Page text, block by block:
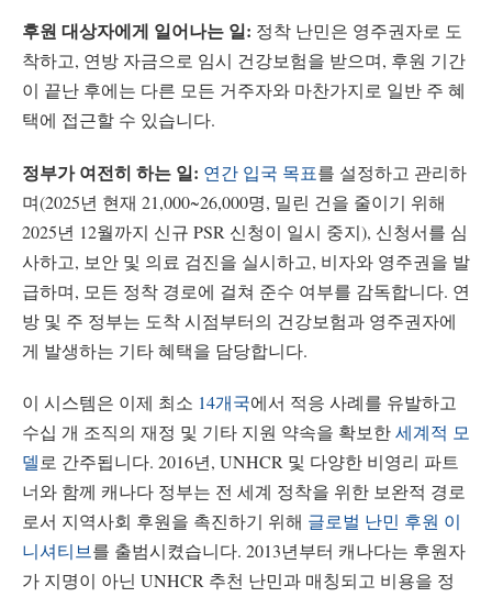
후원 대상자에게 일어나는 일: 정착 난민은 영주권자로 도
착하고, 연방 자금으로 임시 건강보험을 받으며, 후원 기간
이 끝난 후에는 다른 모든 거주자와 마찬가지로 일반 주 혜
택에 접근할 수 있습니다.
정부가 여전히 하는 일: 연간 입국 목표를 설정하고 관리하
며(2025년 현재 21,000~26,000명, 밀린 건을 줄이기 위해
2025년 12월까지 신규 PSR 신청이 일시 중지), 신청서를 심
사하고, 보안 및 의료 검진을 실시하고, 비자와 영주권을 발
급하며, 모든 정착 경로에 걸쳐 준수 여부를 감독합니다. 연
방 및 주 정부는 도착 시점부터의 건강보험과 영주권자에
게 발생하는 기타 혜택을 담당합니다.
이 시스템은 이제 최소 14개국에서 적응 사례를 유발하고
수십 개 조직의 재정 및 기타 지원 약속을 확보한세계적 모
델로 간주됩니다. 2016년, UNHCR 및 다양한 비영리 파트
너와 함께 캐나다 정부는 전 세계 정착을 위한 보완적 경로
로서 지역사회 후원을 촉진하기 위해 글로벌 난민 후원 이
니셔티브를 출범시켰습니다. 2013년부터 캐나다는 후원자
가 지명이 아닌 UNHCR 추천 난민과 매칭되고 비용을 정